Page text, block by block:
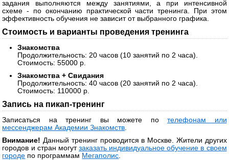
задания выполняются между занятиями, а при интенсивной
схеме - по окончанию практической части тренинга. При этом
эффективность обучения не зависит от выбранного графика.
Стоимость и варианты проведения тренинга
Знакомства
Продолжительность: 20 часов (10 занятий по 2 часа).
Стоимость: 55000 р.
Знакомства + Свидания
Продолжительность: 40 часов (20 занятий по 2 часа).
Стоимость: 110000 р.
Запись на пикап-тренинг
Записаться на тренинг вы можете потелефонам или
мессенджерам Академии Знакомств.
Внимание! Данный тренинг проводится в Москве. Жители других
городов и стран могут заказать индивидуальное обучение в своем
городе по программам Мегаполис